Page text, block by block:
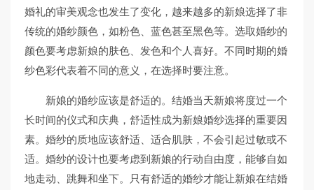
婚礼的审美观念也发生了变化，越来越多的新娘选择了非
传统的婚纱颜色，如粉色、蓝色甚至黑色等。选取婚纱的
颜色要考虑新娘的肤色、发色和个人喜好。不同时期的婚
纱色彩代表着不同的意义，在选择时要注意。
新娘的婚纱应该是舒适的。结婚当天新娘将度过一个
长时间的仪式和庆典，舒适性成为新娘婚纱选择的重要因
素。婚纱的质地应该舒适、适合肌肤，不会引起过敏或不
适。婚纱的设计也要考虑到新娘的行动自由度，能够自如
地走动、跳舞和坐下。只有舒适的婚纱才能让新娘在结婚